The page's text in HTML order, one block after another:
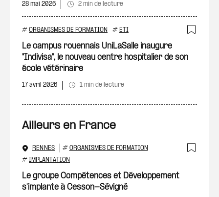
28 mai 2026 2 min de lecture
# ORGANISMES DE FORMATION # ETI
Le campus rouennais UniLaSalle inaugure
"Indivisa", le nouveau centre hospitalier de son
école vétérinaire
17 avril 2026 1 min de lecture
Ailleurs en France
RENNES # ORGANISMES DE FORMATION
# IMPLANTATION
Le groupe Compétences et Développement
s'implante à Cesson-Sévigné